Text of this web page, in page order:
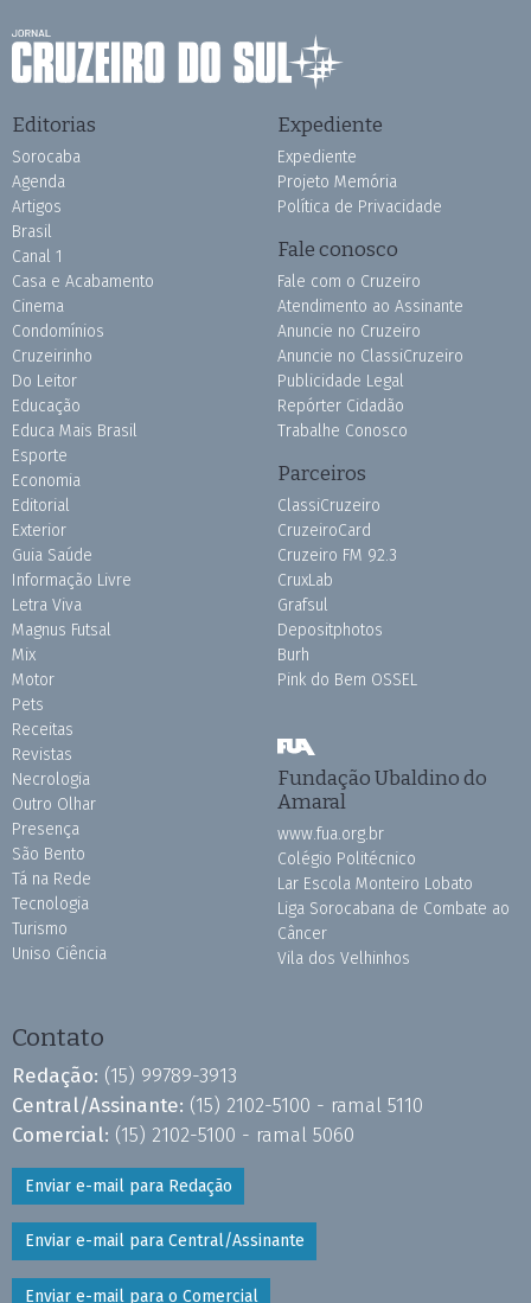
Editorias
Sorocaba
Agenda
Artigos
Brasil
Canal 1
Casa e Acabamento
Cinema
Condomínios
Cruzeirinho
Do Leitor
Educação
Educa Mais Brasil
Esporte
Economia
Editorial
Exterior
Guia Saúde
Informação Livre
Letra Viva
Magnus Futsal
Mix
Motor
Pets
Receitas
Revistas
Necrologia
Outro Olhar
Presença
São Bento
Tá na Rede
Tecnologia
Turismo
Uniso Ciência
Expediente
Expediente
Projeto Memória
Política de Privacidade
Fale conosco
Fale com o Cruzeiro
Atendimento ao Assinante
Anuncie no Cruzeiro
Anuncie no ClassiCruzeiro
Publicidade Legal
Repórter Cidadão
Trabalhe Conosco
Parceiros
ClassiCruzeiro
CruzeiroCard
Cruzeiro FM 92.3
CruxLab
Grafsul
Depositphotos
Burh
Pink do Bem OSSEL
Fundação Ubaldino do
Amaral
www.fua.org.br
Colégio Politécnico
Lar Escola Monteiro Lobato
Liga Sorocabana de Combate ao
Câncer
Vila dos Velhinhos
Contato
Redação: (15) 99789-3913
Central/Assinante: (15) 2102-5100 - ramal 5110
Comercial: (15) 2102-5100 - ramal 5060
Enviar e-mail para Redação
Enviar e-mail para Central/Assinante
Enviar e-mail para o Comercial